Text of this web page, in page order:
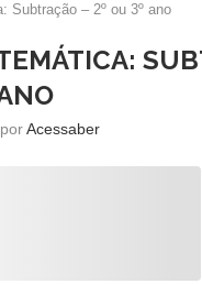
Subtração – 2º ou 3º ano
porAcessaber